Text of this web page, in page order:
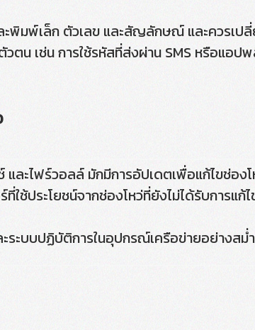
มพ์เล็ก ตัวเลข และสัญลักษณ์ และควรเปลี่
ตน เช่น การใช้รหัสที่ส่งผ่าน SMS หรือแอปพ
ละไฟร์วอลล์ มักมีการอัปเดตเพื่อแก้ไขช่อ
ใช้ประโยชน์จากช่องโหว่ที่ยังไม่ได้รับการแก้ไ
ะบบปฏิบัติการในอุปกรณ์เครือข่ายอย่างสม่ำ